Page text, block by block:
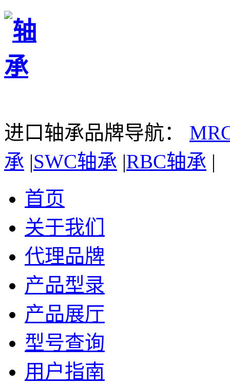
进口轴承品牌导航：
承 |SWC轴承 |RBC轴承 |
首页
关于我们
代理品牌
产品型录
产品展厅
型号查询
用户指南